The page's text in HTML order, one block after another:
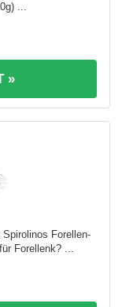
...
»
Forellen-
Forellenk? ...